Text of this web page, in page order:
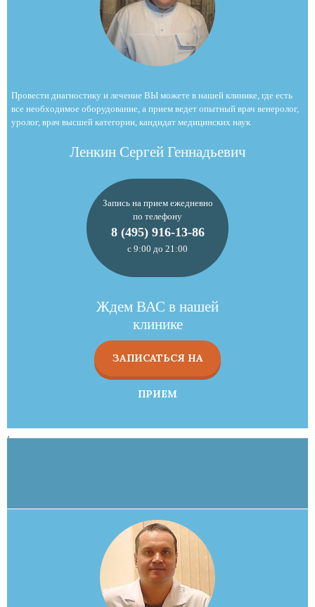
Провести диагностику и лечение ВЫ можете в нашей клинике, где есть
все необходимое оборудование, а прием ведет опытный врач венеролог,
уролог, врач высшей категории, кандидат медицинских наук
Ленкин Сергей Геннадьевич
Запись на прием ежедневно
по телефону
8 (495) 916-13-86
с 9:00 до 21:00
Ждем ВАС в нашей
клинике
ЗАПИСАТЬСЯ НА
ПРИЕМ